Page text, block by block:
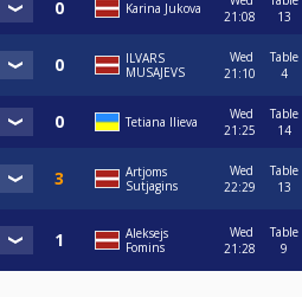
Karina Jukova
21:08
13
ILVARS
MUSAJEVS
Wed
21:10
Table
4
Tetiana Ilieva
Wed
21:25
Table
14
Artjoms
Sutjagins
Wed
22:29
Table
13
Aleksejs
Fomins
Wed
21:28
Table
9